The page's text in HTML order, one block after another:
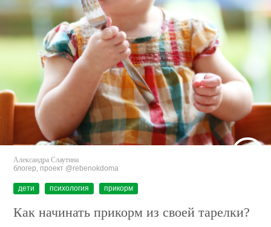
Александра Слаутина
блогер, проект @rebenokdoma
дети психология прикорм
Как начинать прикорм из своей тарелки?